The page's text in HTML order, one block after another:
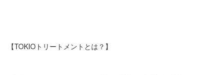
【TOKIOトリートメントとは？】